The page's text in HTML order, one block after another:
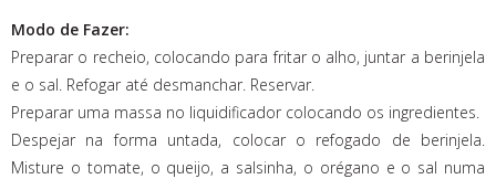
Modo de Fazer:
Preparar o recheio, colocando para fritar o alho, juntar a berinjela
e o sal. Refogar até desmanchar. Reservar.
Preparar uma massa no liquidificador colocando os ingredientes.
Despejar na forma untada, colocar o refogado de berinjela.
Misture o tomate, o queijo, a salsinha, o orégano e o sal numa